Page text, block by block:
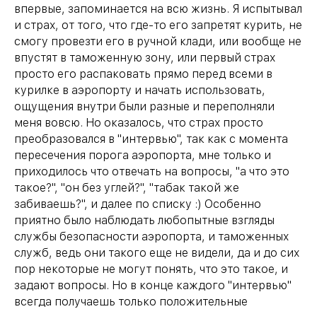
впервые, запоминается на всю жизнь. Я испытывал
и страх, от того, что где-то его запретят курить, не
смогу провезти его в ручной клади, или вообще не
впустят в таможенную зону, или первый страх
просто его распаковать прямо перед всеми в
курилке в аэропорту и начать использовать,
ощущения внутри были разные и переполняли
меня вовсю. Но оказалось, что страх просто
преобразовался в "интервью", так как с момента
пересечения порога аэропорта, мне только и
приходилось что отвечать на вопросы, "а что это
такое?", "он без углей?", "табак такой же
забиваешь?", и далее по списку :) Особенно
приятно было наблюдать любопытные взгляды
службы безопасности аэропорта, и таможенных
служб, ведь они такого еще не видели, да и до сих
пор некоторые не могут понять, что это такое, и
задают вопросы. Но в конце каждого "интервью"
всегда получаешь только положительные